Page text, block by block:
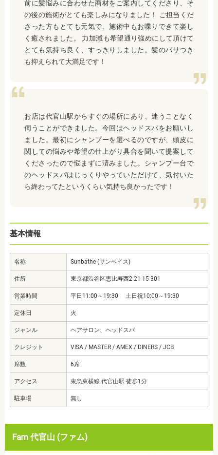
前に髪悩みに合わせた商材をご案内してくださり、そ
の後の施術がとても楽しみになりました！ ご担当くだ
さった方もとても元気で、施術中もお喋りできて楽し
く癒されました。 力加減も希望通り強めにして頂けて
とても気持ち良く、すっきりしました。髪のパサつき
も抑えられて大満足です！
お店は代官山駅からすぐの場所にあり、迷うことなく
伺うことができました。今回はヘッドスパをお願いし
ました。最初にシャンプーを選べるのですが、頭皮に
関しての悩みや希望の仕上がり具合を聞いて提案して
くださったので悩まずに済みました。シャンプー台で
のヘッドスパはじっくりやっていただけて、気付いた
ら終わってたというくらい気持ち良かったです！
基本情報
名称 Sunbathe (サンベイス)
住所 東京都渋谷区恵比寿西2-21-15-301
営業時間 平日11:00～19:30 土日祝10:00～19:30
定休日 火
ジャンル ヘアサロン、ヘッドスパ
クレジット VISA / MASTER / AMEX / DINERS / JCB
席数 6席
アクセス 東急東横線 代官山駅 徒歩1分
駐車場 無し
Fam 代官山 (ファム)